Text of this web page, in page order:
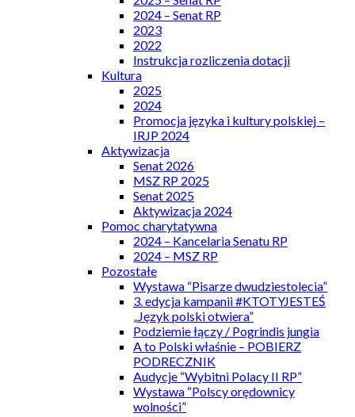
2024 – Senat RP
2023
2022
Instrukcja rozliczenia dotacji
Kultura
2025
2024
Promocja języka i kultury polskiej –
IRJP 2024
Aktywizacja
Senat 2026
MSZ RP 2025
Senat 2025
Aktywizacja 2024
Pomoc charytatywna
2024 – Kancelaria Senatu RP
2024 – MSZ RP
Pozostałe
Wystawa “Pisarze dwudziestolecia”
3. edycja kampanii #KTOTYJESTEŚ
„Język polski otwiera”
Podziemie łączy / Pogrindis jungia
A to Polski właśnie – POBIERZ
PODRECZNIK
Audycje “Wybitni Polacy II RP”
Wystawa “Polscy orędownicy
wolności”